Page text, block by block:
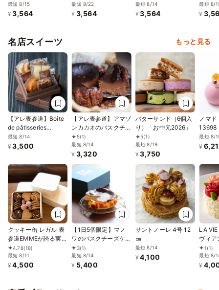
最短 8/15
¥ 3,564
最短 8/22
¥ 3,564
最短 8/14
¥ 3,564
最短 8/
¥
名店スイーツ もっと見る
【アレ表参道】Boîte
de pâtisseries
assorties【大】
最短 8/14
¥ 3,500
【アレ表参道】アマゾ
ンカカオのバスクチー
ズケーキ 4号
5(1)
最短 8/14
¥ 3,320
バターサンド（6個入
り）「お中元2026」
5(1)
最短 8/19
¥ 3,750
ノマ
13698
最短 8/
¥
クッキー缶 レガル 表
参道EMMEが誇る実力
の一品
4.78(18)
最短 8/11
¥ 4,500
【1日5個限定】マノ
ワのバスクチーズケー
キ5号（15cm）
3(1)
最短 8/14
¥ 5,400
サントノーレ 4号 12
㎝
最短 8/14
¥ 4,100
LA VIE
ヴィア
12㎝
1(1)
最短 8/
¥